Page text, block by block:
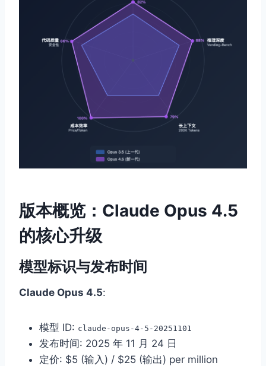
版本概览：Claude Opus 4.5
的核心升级
模型标识与发布时间
Claude Opus 4.5:
模型 ID: claude-opus-4-5-20251101
发布时间: 2025 年 11 月 24 日
定价: $5 (输入) / $25 (输出) per million